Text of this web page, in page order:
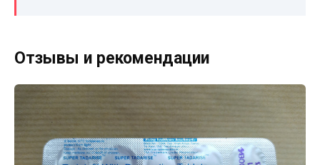
Отзывы и рекомендации